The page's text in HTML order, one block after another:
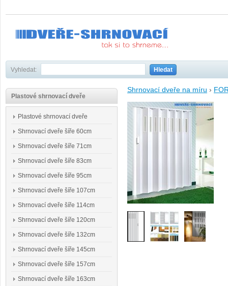
Vyhledat: Hledat
Shrnovací dveře na míru ›
Plastové shrnovací dveře
Plastové shrnovací dveře
Shrnovací dveře šíře 60cm
Shrnovací dveře šíře 71cm
Shrnovací dveře šíře 83cm
Shrnovací dveře šíře 95cm
Shrnovací dveře šíře 107cm
Shrnovací dveře šíře 114cm
Shrnovací dveře šíře 120cm
Shrnovací dveře šíře 132cm
Shrnovací dveře šíře 145cm
Shrnovací dveře šíře 157cm
Shrnovací dveře šíře 163cm